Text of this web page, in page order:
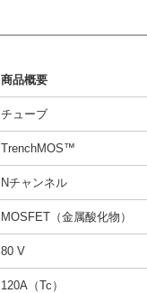
商品概要
チューブ
TrenchMOS™
Nチャンネル
MOSFET（金属酸化物）
80 V
120A（Tc）